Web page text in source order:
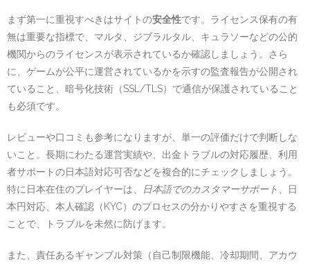
まず第一に重視すべきはサイトの安全性です。ライセンス保有の有
無は重要な指標で、マルタ、ジブラルタル、キュラソーなどの公的
機関からのライセンスが表示されているか確認しましょう。さら
に、ゲームが公平に運営されているかを示すの監査報告が公開され
ていること、暗号化技術（SSL/TLS）で通信が保護されていること
も必須です。
レビューや口コミも参考になりますが、単一の評価だけで判断しな
いこと。長期にわたる運営実績や、出金トラブルの対応履歴、利用
者サポートの日本語対応可否などを複合的にチェックしましょう。
特に日本在住のプレイヤーは、
日本語でのカスタマーサポート
、日
本円対応、本人確認（KYC）のプロセスの分かりやすさを重視する
ことで、トラブルを未然に防げます。
また、責任あるギャンブル対策（自己制限機能、冷却期間、アカウ